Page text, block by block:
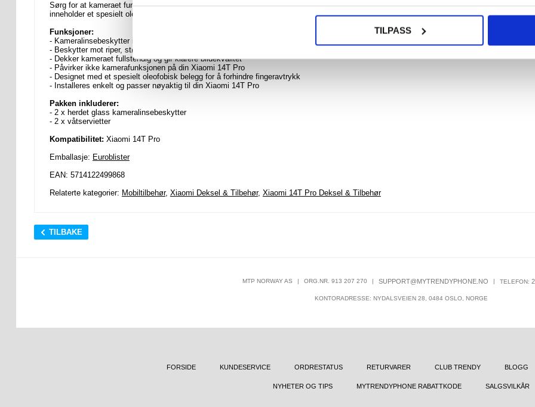
TILPASS
Sørg for at kameraet fungerer best mulig på din Xiaomi 14T Pro ved å beskytte det med denne kameralinsebeskytteren i herdet glass. Den
inneholder et spesielt oleofobisk belegg som forhindrer fingeravtrykk og gjør kameraet enkelt å rengjøre.
Funksjoner:
- Kameralinsebeskytter i herdet glass til Xiaomi 14T Pro
- Beskytter mot riper, støt, slag, smuss, etc.
- Dekker kameraet fullstendig og gir klarere bildekvalitet
- Påvirker ikke kamerafunksjonen på din Xiaomi 14T Pro
- Designet med et spesielt oleofobisk belegg for å forhindre fingeravtrykk
- Installeres enkelt og passer nøyaktig til din Xiaomi 14T Pro
Pakken inkluderer:
- 2 x herdet glass kameralinsebeskytter
- 2 x våtservietter
Kompatibilitet: Xiaomi 14T Pro
Emballasje: Euroblister
EAN: 5714122499868
Relaterte kategorier: Mobiltilbehør, Xiaomi Deksel & Tilbehør, Xiaomi 14T Pro Deksel & Tilbehør
TILBAKE
MTP NORWAY AS | ORG.NR. 913 207 270 | SUPPORT@MYTRENDYPHONE.NO | TELEFON:
KONTORADRESSE: NYDALSVEIEN 28, 0484 OSLO, NORGE
FORSIDE KUNDESERVICE ORDRESTATUS RETURVARER CLUB TRENDY BLOGG
NYHETER OG TIPS MYTRENDYPHONE RABATTKODE SALGSVILKÅR